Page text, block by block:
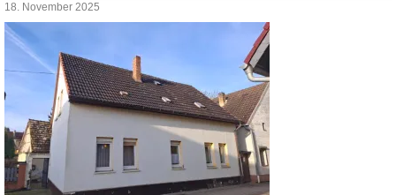
18. November 2025